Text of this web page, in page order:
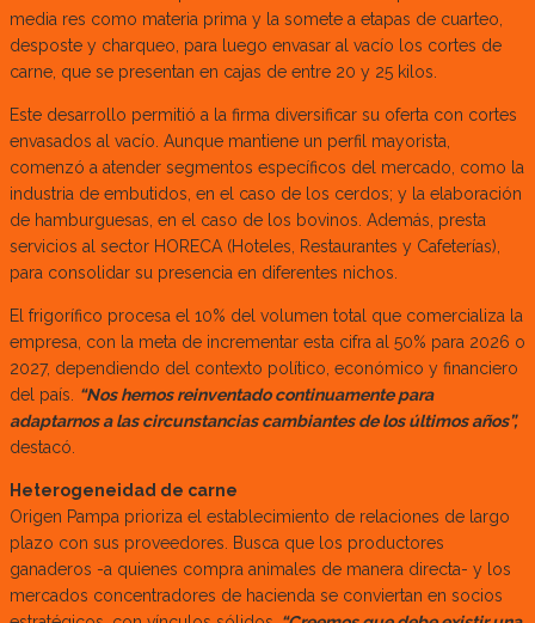
media res como materia prima y la somete a etapas de cuarteo,
desposte y charqueo, para luego envasar al vacío los cortes de
carne, que se presentan en cajas de entre 20 y 25 kilos.
Este desarrollo permitió a la firma diversificar su oferta con cortes
envasados al vacío. Aunque mantiene un perfil mayorista,
comenzó a atender segmentos específicos del mercado, como la
industria de embutidos, en el caso de los cerdos; y la elaboración
de hamburguesas, en el caso de los bovinos. Además, presta
servicios al sector HORECA (Hoteles, Restaurantes y Cafeterías),
para consolidar su presencia en diferentes nichos.
El frigorífico procesa el 10% del volumen total que comercializa la
empresa, con la meta de incrementar esta cifra al 50% para 2026 o
2027, dependiendo del contexto político, económico y financiero
del país. “Nos hemos reinventado continuamente para
adaptarnos a las circunstancias cambiantes de los últimos años”,
destacó.
Heterogeneidad de carne
Origen Pampa prioriza el establecimiento de relaciones de largo
plazo con sus proveedores. Busca que los productores
ganaderos -a quienes compra animales de manera directa- y los
mercados concentradores de hacienda se conviertan en socios